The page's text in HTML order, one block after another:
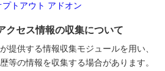
トアウト アドオン
クセス情報の収集について
提供する情報収集モジュールを用い、
等の情報を収集する場合があります。